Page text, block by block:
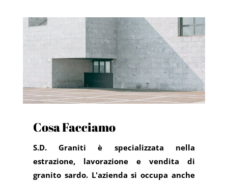
Cosa Facciamo
S.D. Graniti è specializzata nella
estrazione, lavorazione e vendita di
granito sardo. L'azienda si occupa anche